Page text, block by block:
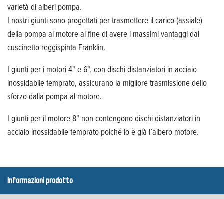
varietà di alberi pompa.
I nostri giunti sono progettati per trasmettere il carico (assiale)
della pompa al motore al fine di avere i massimi vantaggi dal
cuscinetto reggispinta Franklin.
I giunti per i motori 4" e 6", con dischi distanziatori in acciaio
inossidabile temprato, assicurano la migliore trasmissione dello
sforzo dalla pompa al motore.
I giunti per il motore 8" non contengono dischi distanziatori in
acciaio inossidabile temprato poiché lo è già l’albero motore.
Informazioni prodotto